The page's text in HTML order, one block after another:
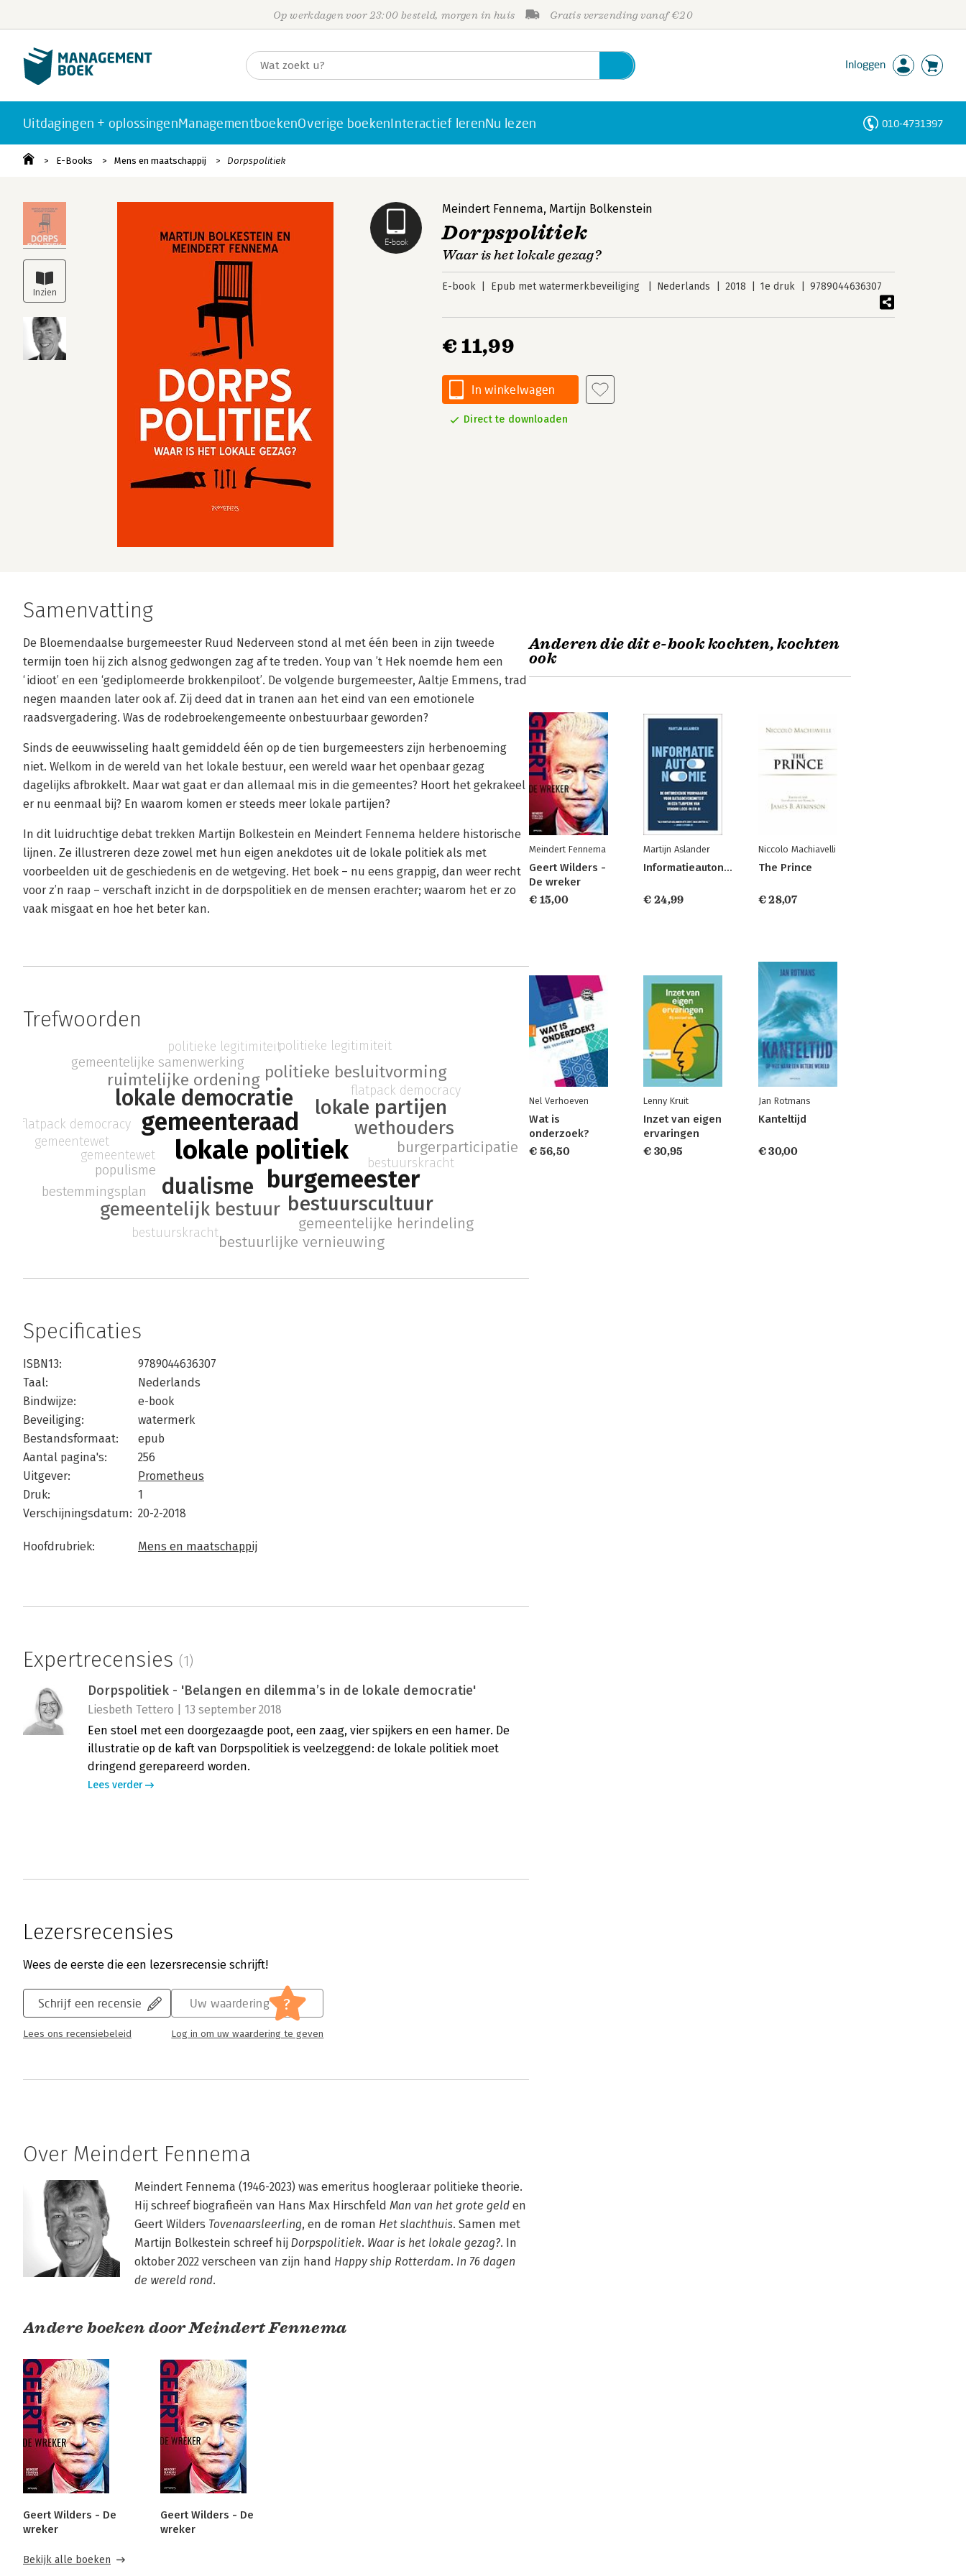
Op werkdagen voor 23:00 besteld, morgen in huis Gratis verzending vanaf €20
Inloggen
Uitdagingen + oplossingenManagementboekenOverige boekenInteractief lerenNu lezen 010-4731397
E-Books Mens en maatschappij Dorpspolitiek
E-book
Meindert Fennema, Martijn Bolkenstein
Dorpspolitiek
Waar is het lokale gezag?
E-book Epub met watermerkbeveiliging Nederlands 2018 1e druk 9789044636307
€ 11,99
In winkelwagen
Direct te downloaden
Samenvatting
De Bloemendaalse burgemeester Ruud Nederveen stond al met één been in zijn tweede
termijn toen hij zich alsnog gedwongen zag af te treden. Youp van ’t Hek noemde hem een
‘idioot’ en een ‘gediplomeerde brokkenpiloot’. De volgende burgemeester, Aaltje Emmens, trad
negen maanden later ook af. Zij deed dat in tranen aan het eind van een emotionele
raadsvergadering. Was de rodebroekengemeente onbestuurbaar geworden?
Sinds de eeuwwisseling haalt gemiddeld één op de tien burgemeesters zijn herbenoeming
niet. Welkom in de wereld van het lokale bestuur, een wereld waar het openbaar gezag
dagelijks afbrokkelt. Maar wat gaat er dan allemaal mis in die gemeentes? Hoort het gekrakeel
er nu eenmaal bij? En waarom komen er steeds meer lokale partijen?
In dit luidruchtige debat trekken Martijn Bolkestein en Meindert Fennema heldere historische
lijnen. Ze illustreren deze zowel met hun eigen anekdotes uit de lokale politiek als met
voorbeelden uit de geschiedenis en de wetgeving. Het boek – nu eens grappig, dan weer recht
voor z’n raap – verschaft inzicht in de dorpspolitiek en de mensen erachter; waarom het er zo
vaak misgaat en hoe het beter kan.
Trefwoorden
lokale politiek
gemeenteraad
burgemeester
dualisme
lokale democratie lokale partijen
bestuurscultuur
wethouders
gemeentelijk bestuur
ruimtelijke ordening politieke besluitvorming
gemeentelijke herindeling
burgerparticipatie
bestuurlijke vernieuwing
bestemmingsplan
populisme
gemeentelijke samenwerking
bestuurskracht
politieke legitimiteit
gemeentewet
flatpack democracy
bestuurskracht
politieke legitimiteit
gemeentewet
flatpack democracy
Specificaties
ISBN13:
9789044636307
Taal:
Nederlands
Bindwijze:
e-book
Beveiliging:
watermerk
Bestandsformaat:
epub
Aantal pagina's:
256
Uitgever:
Prometheus
Druk:
1
Verschijningsdatum: 20-2-2018
Hoofdrubriek: Mens en maatschappij
Expertrecensies (1)
Dorpspolitiek - 'Belangen en dilemma’s in de lokale democratie'
Liesbeth Tettero | 13 september 2018
Een stoel met een doorgezaagde poot, een zaag, vier spijkers en een hamer. De
illustratie op de kaft van Dorpspolitiek is veelzeggend: de lokale politiek moet
dringend gerepareerd worden.
Lees verder
Lezersrecensies
Wees de eerste die een lezersrecensie schrijft!
Schrijf een recensie
Lees ons recensiebeleid
Uw waardering ?
Log in om uw waardering te geven
Over Meindert Fennema
Meindert Fennema (1946-2023) was emeritus hoogleraar politieke theorie.
Hij schreef biografieën van Hans Max Hirschfeld Man van het grote geld en
Geert Wilders Tovenaarsleerling, en de roman Het slachthuis. Samen met
Martijn Bolkestein schreef hij Dorpspolitiek. Waar is het lokale gezag?. In
oktober 2022 verscheen van zijn hand Happy ship Rotterdam. In 76 dagen
de wereld rond.
Andere boeken door Meindert Fennema
Geert Wilders - De
wreker
Geert Wilders - De
wreker
Bekijk alle boeken
Anderen die dit e-book kochten, kochten
ook
Meindert Fennema
Geert Wilders -
De wreker
€ 15,00
Martijn Aslander
Informatieautonomie
€ 24,99
Niccolo Machiavelli
The Prince
€ 28,07
Nel Verhoeven
Wat is
onderzoek?
€ 56,50
Lenny Kruit
Inzet van eigen
ervaringen
€ 30,95
Jan Rotmans
Kanteltijd
€ 30,00
Personen